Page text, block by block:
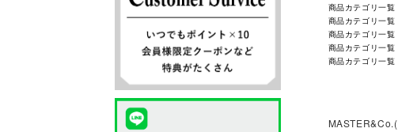
商品カテゴリ一覧
商品カテゴリ一覧
商品カテゴリ一覧
商品カテゴリ一覧
商品カテゴリ一覧